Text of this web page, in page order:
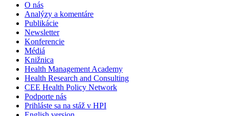
O nás
Analýzy a komentáre
Publikácie
Newsletter
Konferencie
Médiá
Knižnica
Health Management Academy
Health Research and Consulting
CEE Health Policy Network
Podporte nás
Prihláste sa na stáž v HPI